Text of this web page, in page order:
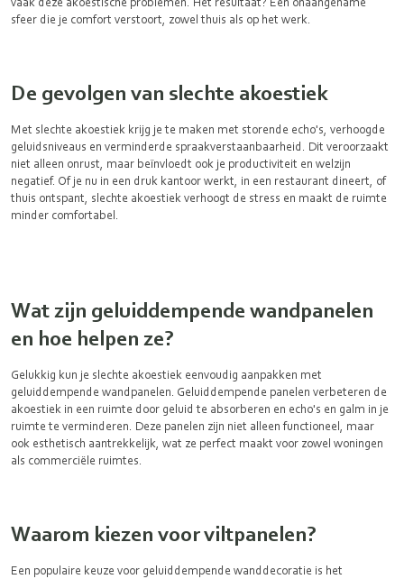
sfeer die je comfort verstoort, zowel thuis als op het werk.
De gevolgen van slechte akoestiek
Met slechte akoestiek krijg je te maken met storende echo's, verhoogde
geluidsniveaus en verminderde spraakverstaanbaarheid. Dit veroorzaakt
niet alleen onrust, maar beïnvloedt ook je productiviteit en welzijn
negatief. Of je nu in een druk kantoor werkt, in een restaurant dineert, of
thuis ontspant, slechte akoestiek verhoogt de stress en maakt de ruimte
minder comfortabel.
Wat zijn geluiddempende wandpanelen
en hoe helpen ze?
Gelukkig kun je slechte akoestiek eenvoudig aanpakken met
geluiddempende wandpanelen. Geluiddempende panelen verbeteren de
akoestiek in een ruimte door geluid te absorberen en echo's en galm in je
ruimte te verminderen. Deze panelen zijn niet alleen functioneel, maar
ook esthetisch aantrekkelijk, wat ze perfect maakt voor zowel woningen
als commerciële ruimtes.
Waarom kiezen voor viltpanelen?
Een populaire keuze voor geluiddempende wanddecoratie is het